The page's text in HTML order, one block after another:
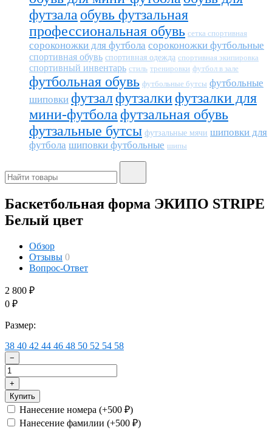
футзала обувь футзальная
профессиональная обувь сетка спортивная
сороконожки для футбола сороконожки футбольные
спортивная обувь спортивная одежда спортивная экипировка
спортивный инвентарь стиль тренировки футбол в зале
футбольная обувь футбольные бутсы футбольные
шиповки футзалфутзалкифутзалки для
мини-футбола футзальная обувь
футзальные бутсы футзальные мячи шиповки для
футбола шиповки футбольные шипы
Баскетбольная форма ЭКИПО STRIPE
Белый цвет
Обзор
Отзывы 0
Вопрос-Ответ
2 800 ₽
0 ₽
Размер:
38 40 42 44 46 48 50 52 54 58
−
+
Купить
Нанесение номера (+500 ₽)
Нанесение фамилии (+500 ₽)